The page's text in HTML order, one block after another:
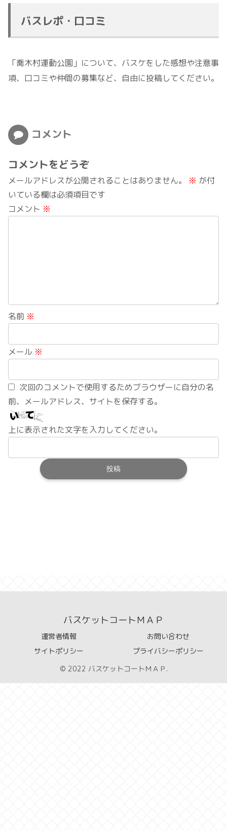
バスレポ・口コミ
「喬木村運動公園」について、バスケをした感想や注意事
項、口コミや仲間の募集など、自由に投稿してください。
コメント
コメントをどうぞ
メールアドレスが公開されることはありません。 ※ が付
いている欄は必須項目です
コメント ※
名前 ※
メール ※
次回のコメントで使用するためブラウザーに自分の名
前、メールアドレス、サイトを保存する。
上に表示された文字を入力してください。
バスケットコートＭＡＰ
運営者情報
お問い合わせ
サイトポリシー
プライバシーポリシー
© 2022 バスケットコートＭＡＰ.